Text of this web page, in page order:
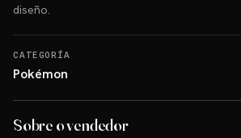
diseño.
CATEGORÍA
Pokémon
Sobre o vendedor